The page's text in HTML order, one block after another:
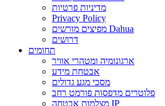
מדיניות פרטיות
Privacy Policy
מפיצים מורשים Dahua
דרושים
תחומים
ארגונומיה ומטהרי אוויר
אבטחת מידע
מסכי מגע גדולים
פלוטרים מדפסות פורמט רחב
מצלמות אבטחה IP